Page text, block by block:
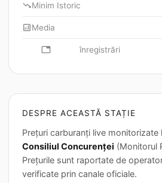
trending_downMinim Istoric
analyticsMedia
database înregistrări
DESPRE ACEASTĂ STAȚIE
Prețuri carburanți live monitorizate
Consiliul Concurenței (Monitorul
Prețurile sunt raportate de
verificate prin canale oficiale.